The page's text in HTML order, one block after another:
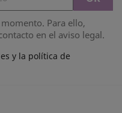
Para ello,
en el aviso legal.
y la política de